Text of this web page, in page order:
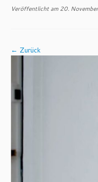
Veröffentlicht am 20.
← Zurück